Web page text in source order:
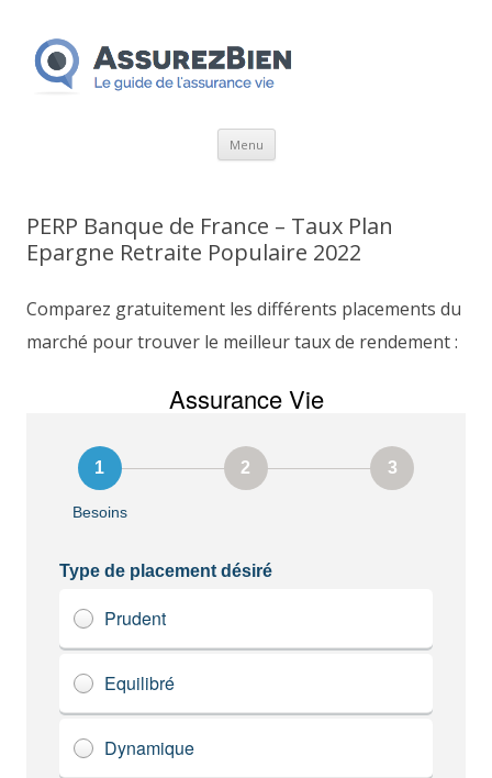
Menu Aller
PERP Banque de France – Taux Plan
Epargne Retraite Populaire 2022
Comparez gratuitement les différents placements du
marché pour trouver le meilleur taux de rendement :